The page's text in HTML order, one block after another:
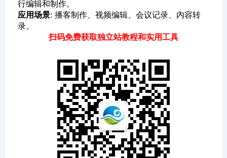
行编辑和制作。
应用场景: 播客制作、视频编辑、会议记录、内容转
录。
扫码免费获取独立站教程和实用工具